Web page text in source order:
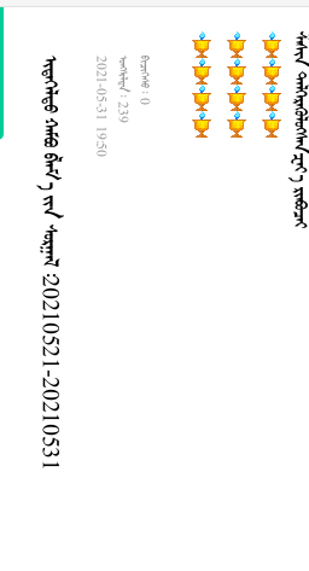
     20210521-20210531 2021-05-31 19:50  239  0 